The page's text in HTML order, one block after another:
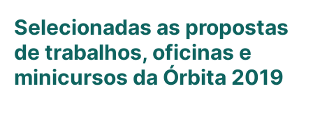
Selecionadas as propostas
de trabalhos, oficinas e
minicursos da Órbita 2019